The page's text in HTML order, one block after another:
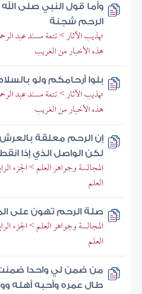
وأما قول النبي صلى
الرحم شجنة
تهذيب الآثار > تتمة مسند عبد
هذه الأخبار من الغريب
بلوا أرحامكم ولو
تهذيب الآثار > تتمة مسند عبد
هذه الأخبار من الغريب
إن الرحم معلقة
لكن الواصل الذي إذا
المجالسة وجواهر العلم > الجزء
العلم
صلة الرحم تهون على
المجالسة وجواهر العلم > الجزء
العلم
من ضمن لي واحدا
طال عمره وأحبه أهله